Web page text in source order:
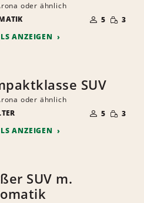
oder ähnlich
DER
MITFAHRER
5 GERINGE
MENGE
3
ANZEIGEN
SUV
oder ähnlich
DER
MITFAHRER
5 GERINGE
MENGE
3
ANZEIGEN
SUV m.